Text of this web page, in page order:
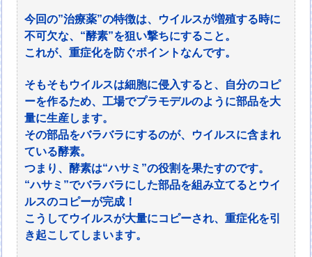
今回の”治療薬”の特徴は、ウイルスが増殖する時に
不可欠な、“酵素”を狙い撃ちにすること。
これが、重症化を防ぐポイントなんです。
そもそもウイルスは細胞に侵入すると、自分のコピ
ーを作るため、工場でプラモデルのように部品を大
量に生産します。
その部品をバラバラにするのが、ウイルスに含まれ
ている酵素。
つまり、酵素は“ハサミ”の役割を果たすのです。
“ハサミ”でバラバラにした部品を組み立てるとウイ
ルスのコピーが完成！
こうしてウイルスが大量にコピーされ、重症化を引
き起こしてしまいます。